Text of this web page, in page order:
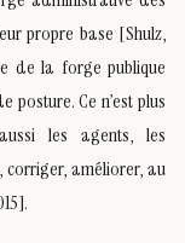
propre base [Shulz,
de la forge publique
posture. Ce n’est plus
les agents, les
corriger, améliorer, au